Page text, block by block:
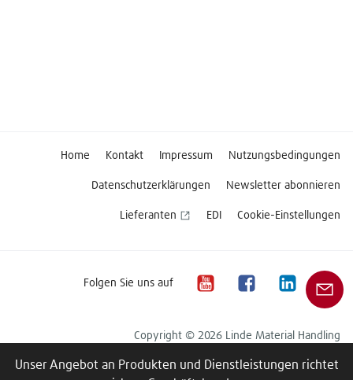
Home Kontakt Impressum Nutzungsbedingungen
Datenschutzerklärungen Newsletter abonnieren
Lieferanten EDI Cookie-Einstellungen
Folgen Sie uns auf
Copyright © 2026 Linde Material Handling
Unser Angebot an Produkten und Dienstleistungen richtet